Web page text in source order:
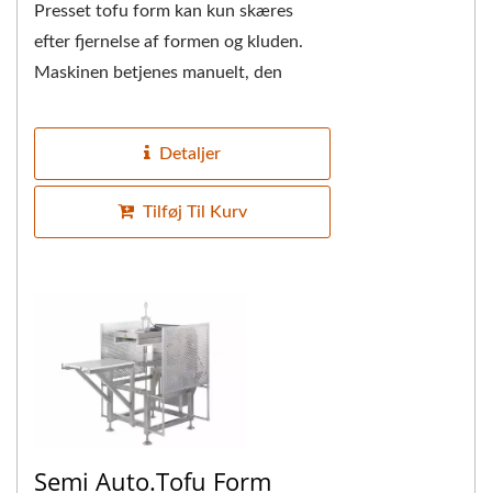
Presset tofu form kan kun skæres
efter fjernelse af formen og kluden.
Maskinen betjenes manuelt, den
for at reducere...
Detaljer
Tilføj Til Kurv
Semi Auto.Tofu Form